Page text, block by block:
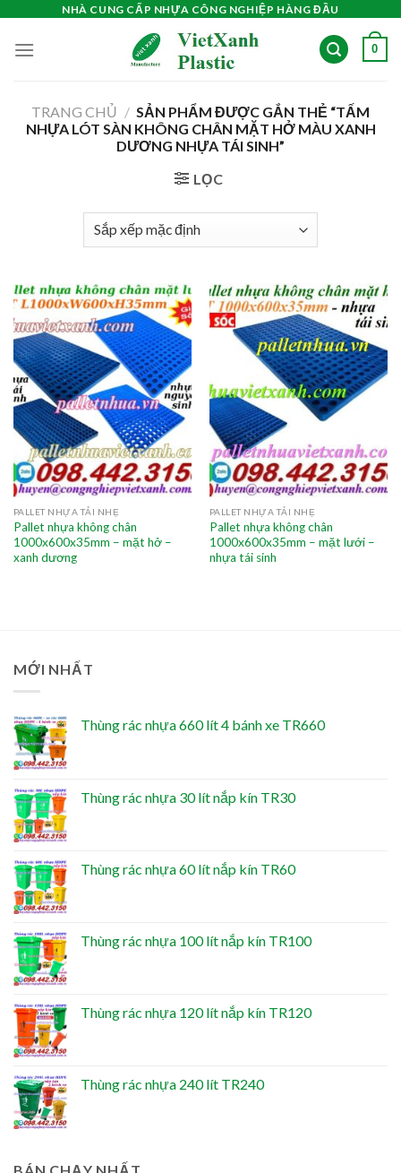
content
NHÀ CUNG CẤP NHỰA CÔNG NGHIỆP HÀNG ĐẦU
0
TRANG CHỦ / SẢN PHẨM ĐƯỢC GẮN THẺ “TẤM
NHỰA LÓT SÀN KHÔNG CHÂN MẶT HỞ MÀU XANH
DƯƠNG NHỰA TÁI SINH”
LỌC
PALLET NHỰA TẢI NHẸ
Pallet nhựa không chân
1000x600x35mm – mặt hở –
xanh dương
PALLET NHỰA TẢI NHẸ
Pallet nhựa không chân
1000x600x35mm – mặt lưới –
nhựa tái sinh
MỚI NHẤT
Thùng rác nhựa 660 lít 4 bánh xe TR660
Thùng rác nhựa 30 lít nắp kín TR30
Thùng rác nhựa 60 lít nắp kín TR60
Thùng rác nhựa 100 lít nắp kín TR100
Thùng rác nhựa 120 lít nắp kín TR120
Thùng rác nhựa 240 lít TR240
BÁN CHẠY NHẤT